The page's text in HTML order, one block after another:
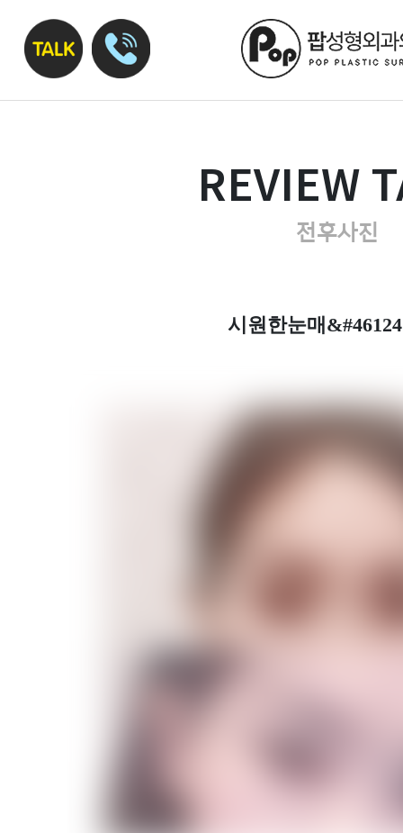
REVIEW
전후사진
시원한눈매